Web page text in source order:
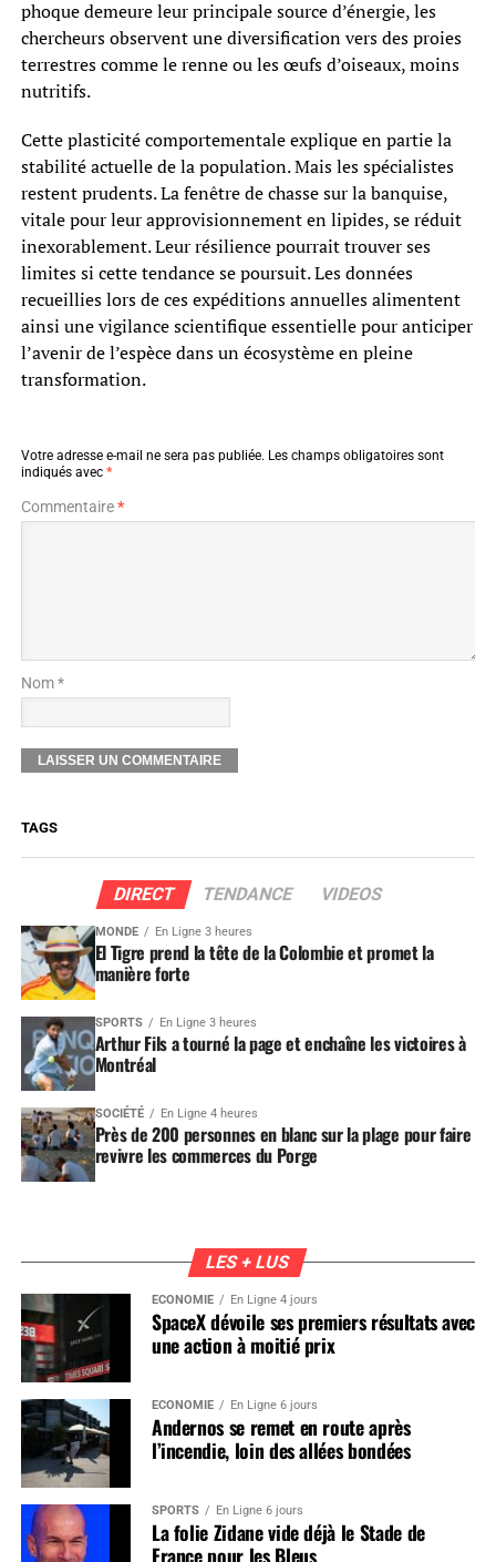
phoque demeure leur principale source d’énergie, les
chercheurs observent une diversification vers des proies
terrestres comme le renne ou les œufs d’oiseaux, moins
nutritifs.
Cette plasticité comportementale explique en partie la
stabilité actuelle de la population. Mais les spécialistes
restent prudents. La fenêtre de chasse sur la banquise,
vitale pour leur approvisionnement en lipides, se réduit
inexorablement. Leur résilience pourrait trouver ses
limites si cette tendance se poursuit. Les données
recueillies lors de ces expéditions annuelles alimentent
ainsi une vigilance scientifique essentielle pour anticiper
l’avenir de l’espèce dans un écosystème en pleine
transformation.
Votre adresse e-mail ne sera pas publiée. Les champs obligatoires sont
indiqués avec *
Commentaire*
Nom *
TAGS
DIRECT TENDANCE VIDEOS
MONDE En Ligne 3 heures
El Tigre prend la tête de la Colombie et promet la
manière forte
SPORTS En Ligne 3 heures
Arthur Fils a tourné la page et enchaîne les victoires à
Montréal
SOCIÉTÉ En Ligne 4 heures
Près de 200 personnes en blanc sur la plage pour faire
revivre les commerces du Porge
LES + LUS
ÉCONOMIE En Ligne 4 jours
SpaceX dévoile ses premiers résultats avec
une action à moitié prix
ÉCONOMIE En Ligne 6 jours
Andernos se remet en route après
l’incendie, loin des allées bondées
SPORTS En Ligne 6 jours
La folie Zidane vide déjà le Stade de
France pour les Bleus